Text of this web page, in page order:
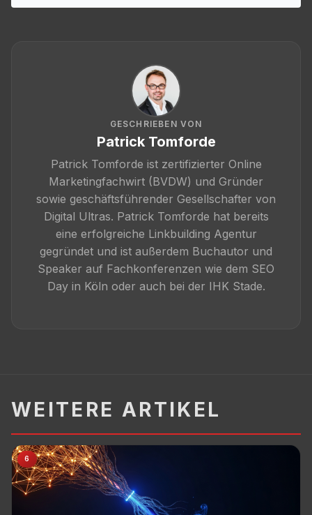
GESCHRIEBEN VON
Patrick Tomforde
Patrick Tomforde ist zertifizierter Online
Marketingfachwirt (BVDW) und Gründer
sowie geschäftsführender Gesellschafter von
Digital Ultras. Patrick Tomforde hat bereits
eine erfolgreiche Linkbuilding Agentur
gegründet und ist außerdem Buchautor und
Speaker auf Fachkonferenzen wie dem SEO
Day in Köln oder auch bei der IHK Stade.
WEITERE ARTIKEL
6